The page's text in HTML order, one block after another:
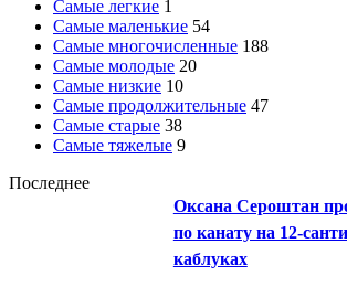
Самые легкие 1
Самые маленькие 54
Самые многочисленные 188
Самые молодые 20
Самые низкие 10
Самые продолжительные 47
Самые старые 38
Самые тяжелые 9
Последнее
Оксана Сероштан
по канату на 12-
каблуках